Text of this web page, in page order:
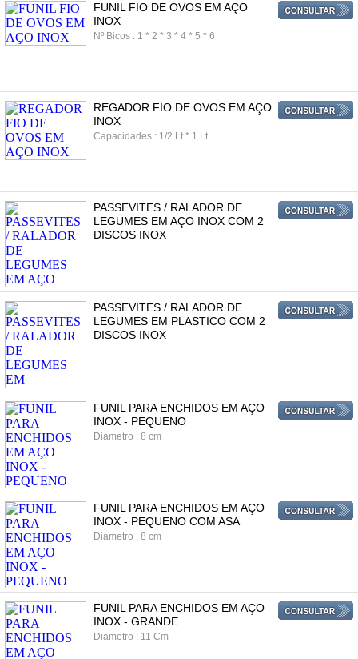
FUNIL FIO DE OVOS EM AÇO
INOX
Nº Bicos : 1 * 2 * 3 * 4 * 5 * 6
REGADOR FIO DE OVOS EM AÇO
INOX
Capacidades : 1/2 Lt * 1 Lt
PASSEVITES / RALADOR DE
LEGUMES EM AÇO INOX COM 2
DISCOS INOX
PASSEVITES / RALADOR DE
LEGUMES EM PLASTICO COM 2
DISCOS INOX
FUNIL PARA ENCHIDOS EM AÇO
INOX - PEQUENO
Diametro : 8 cm
FUNIL PARA ENCHIDOS EM AÇO
INOX - PEQUENO COM ASA
Diametro : 8 cm
FUNIL PARA ENCHIDOS EM AÇO
INOX - GRANDE
Diametro : 11 Cm